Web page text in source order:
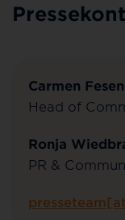
Carmen
Head of
Ronja
PR &